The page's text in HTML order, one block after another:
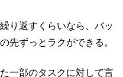
り返すくらいなら、バッ
先ずっとラクができる。
一部のタスクに対して言